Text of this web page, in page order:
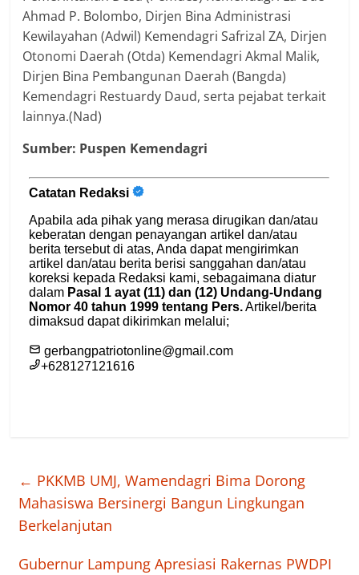
Ahmad P. Bolombo, Dirjen Bina Administrasi
Kewilayahan (Adwil) Kemendagri Safrizal ZA, Dirjen
Otonomi Daerah (Otda) Kemendagri Akmal Malik,
Dirjen Bina Pembangunan Daerah (Bangda)
Kemendagri Restuardy Daud, serta pejabat terkait
lainnya.(Nad)
Sumber: Puspen Kemendagri
← PKKMB UMJ, Wamendagri Bima Dorong
Mahasiswa Bersinergi Bangun Lingkungan
Berkelanjutan
Gubernur Lampung Apresiasi Rakernas PWDPI